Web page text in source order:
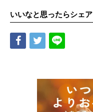
いいなと思ったらシェア
Share Tweet